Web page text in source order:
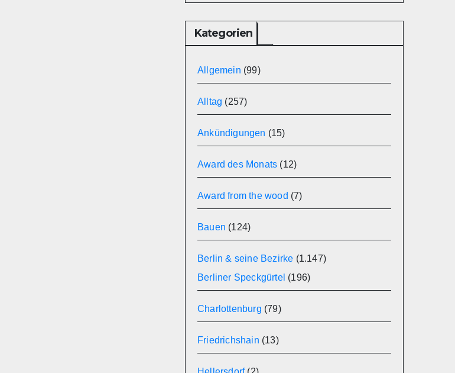
Kategorien
Allgemein (99)
Alltag (257)
Ankündigungen (15)
Award des Monats (12)
Award from the wood (7)
Bauen (124)
Berlin & seine Bezirke (1.147)
Berliner Speckgürtel (196)
Charlottenburg (79)
Friedrichshain (13)